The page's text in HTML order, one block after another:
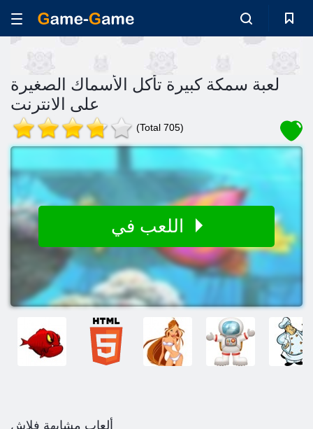
لعبة سمكة كبيرة تأكل الأسماك الصغيرة
على الانترنت
(Total 705)
ألعاب مشابهة فلاش